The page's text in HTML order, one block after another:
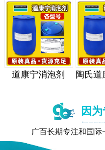
道康宁消泡剂
因
广百长期专注和国